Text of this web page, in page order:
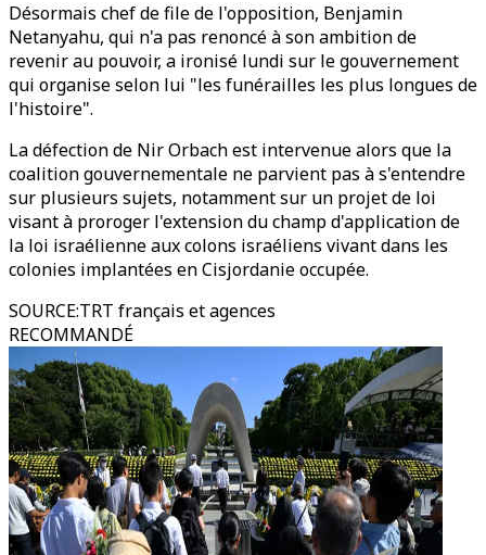
Désormais chef de file de l'opposition, Benjamin
Netanyahu, qui n'a pas renoncé à son ambition de
revenir au pouvoir, a ironisé lundi sur le gouvernement
qui organise selon lui "les funérailles les plus longues de
l'histoire".
La défection de Nir Orbach est intervenue alors que la
coalition gouvernementale ne parvient pas à s'entendre
sur plusieurs sujets, notamment sur un projet de loi
visant à proroger l'extension du champ d'application de
la loi israélienne aux colons israéliens vivant dans les
colonies implantées en Cisjordanie occupée.
SOURCE:TRT français et agences
RECOMMANDÉ